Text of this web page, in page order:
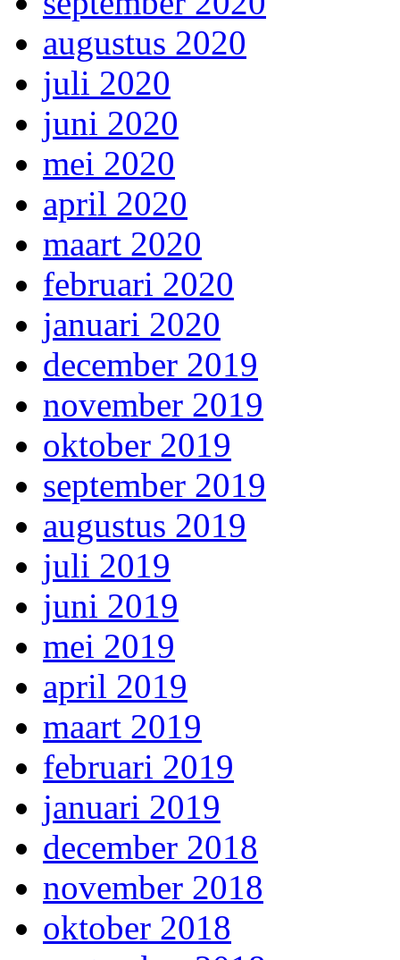
augustus 2020
juli 2020
juni 2020
mei 2020
april 2020
maart 2020
februari 2020
januari 2020
december 2019
november 2019
oktober 2019
september 2019
augustus 2019
juli 2019
juni 2019
mei 2019
april 2019
maart 2019
februari 2019
januari 2019
december 2018
november 2018
oktober 2018